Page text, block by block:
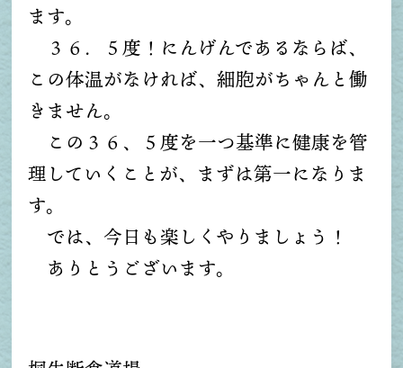
ます。
３６．５度！にんげんであるならば、
この体温がなければ、細胞がちゃんと働
きません。
この３６、５度を一つ基準に健康を管
理していくことが、まずは第一になりま
す。
では、今日も楽しくやりましょう！
ありとうございます。